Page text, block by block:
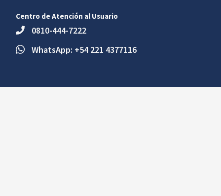
Centro de Atención al Usuario
0810-444-7222
WhatsApp: +54 221 4377116